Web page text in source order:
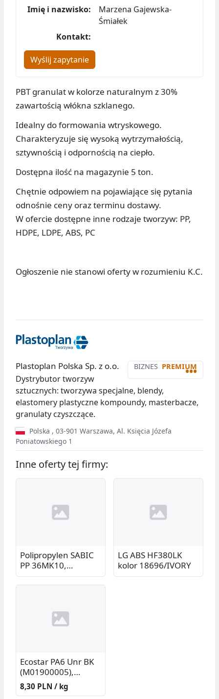
Imię i nazwisko:
Marzena Gajewska-
Śmiałek
Kontakt:
Wyślij zapytanie
PBT granulat w kolorze naturalnym z 30%
zawartością włókna szklanego.
Idealny do formowania wtryskowego.
Charakteryzuje się wysoką wytrzymałością,
sztywnością i odpornością na ciepło.
Dostępna ilość na magazynie 5 ton.
Chętnie odpowiem na pojawiające się pytania
odnośnie ceny oraz terminu dostawy.
W ofercie dostępne inne rodzaje tworzyw: PP,
HDPE, LDPE, ABS, PC
Ogłoszenie nie stanowi oferty w rozumieniu K.C.
BIZNES PREMIUM
•••
Plastoplan Polska Sp. z o.o.
Dystrybutor tworzyw
sztucznych: tworzywa specjalne, blendy,
elastomery plastyczne kompoundy, masterbacze,
granulaty czyszczące.
Polska , 03-901 Warszawa, Al. Księcia Józefa
Poniatowskiego 1
Inne oferty tej firmy:
Polipropylen SABIC
PP 36MK10,
granulat naturalny,
MFR 5,5
LG ABS HF380LK
kolor 18696/IVORY
Ecostar PA6 Unr BK
(M01900005),
granulat, kolor
czarny
8,30 PLN / kg